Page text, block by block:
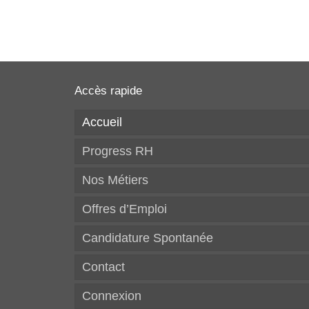
Accès rapide
Accueil
Progress RH
Nos Métiers
Offres d’Emploi
Candidature Spontanée
Contact
Connexion